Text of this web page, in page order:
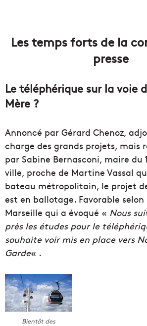
Les temps forts de la
presse
Le téléphérique sur la voie
Mère ?
Annoncé par Gérard Chenoz,
charge des grands projets, mais
par Sabine Bernasconi, maire du
ville, proche de Martine Vassal
bateau métropolitain, le projet
est en ballotage. Favorable
Marseille qui a évoqué « Nous
près les études pour le
souhaite voir mis en place vers
Garde« .
Bientôt des